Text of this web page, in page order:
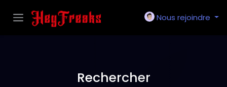
Nous rejoindre
Rechercher